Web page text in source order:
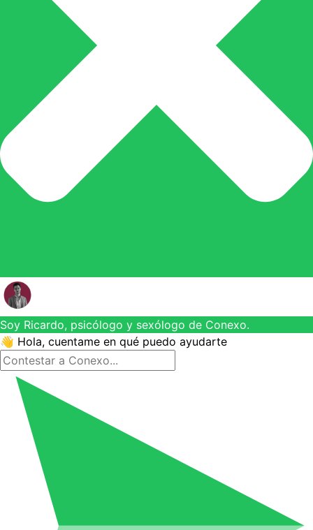
Soy Ricardo, psicólogo y sexólogo de Conexo.
👋 Hola, cuentame en qué puedo ayudarte